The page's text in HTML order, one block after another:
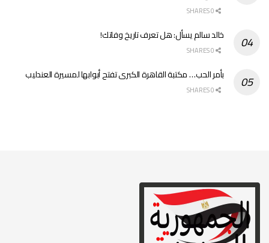
خالد سالم يسأل: هل تعرف تاريخ وفاتك!
بأمر الحب… مكتبة القاهرة الكبرى تفتح أبوابها لمسيرة العندليب